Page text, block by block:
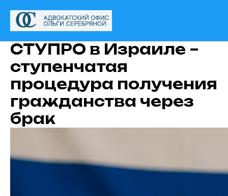
СТУПРО в Израиле –
ступенчатая
процедура получения
гражданства через
брак